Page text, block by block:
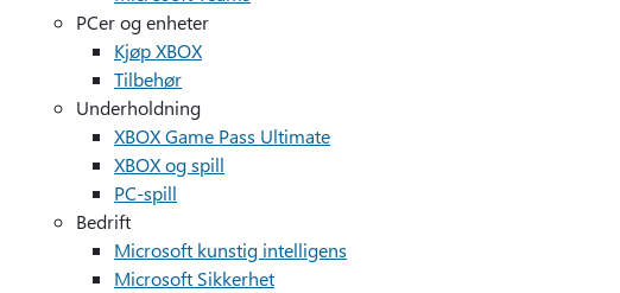
PCer og enheter
Kjøp XBOX
Tilbehør
Underholdning
XBOX Game Pass Ultimate
XBOX og spill
PC-spill
Bedrift
Microsoft kunstig intelligens
Microsoft Sikkerhet